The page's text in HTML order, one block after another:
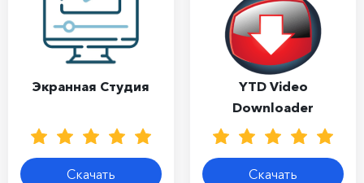
Экранная Студия
Скачать
YTD Video
Downloader
Скачать